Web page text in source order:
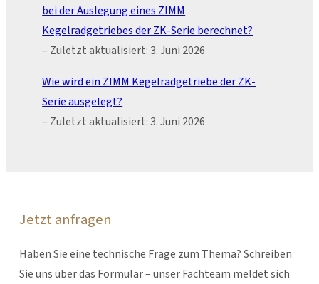
bei der Auslegung eines ZIMM
Kegelradgetriebes der ZK-Serie berechnet?
– Zuletzt aktualisiert: 3. Juni 2026
Wie wird ein ZIMM Kegelradgetriebe der ZK-
Serie ausgelegt?
– Zuletzt aktualisiert: 3. Juni 2026
Jetzt anfragen
Haben Sie eine technische Frage zum Thema? Schreiben
Sie uns über das Formular – unser Fachteam meldet sich